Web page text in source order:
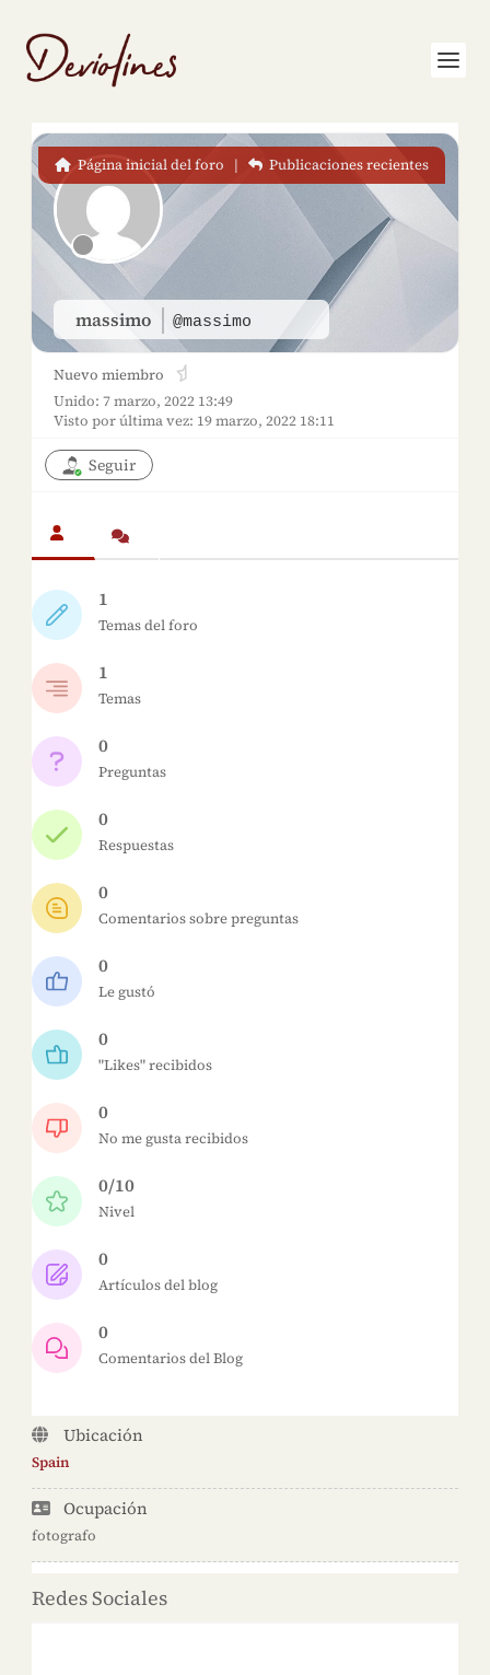
massimo @massimo
Página inicial del foro | Publicaciones recientes
Nuevo miembro
Unido: 7 marzo, 2022 13:49
Visto por última vez: 19 marzo, 2022 18:11
Seguir
1
Temas del foro
1
Temas
0
Preguntas
0
Respuestas
0
Comentarios sobre preguntas
0
Le gustó
0
"Likes" recibidos
0
No me gusta recibidos
0/10
Nivel
0
Artículos del blog
0
Comentarios del Blog
Ubicación
Spain
Ocupación
fotografo
Redes Sociales